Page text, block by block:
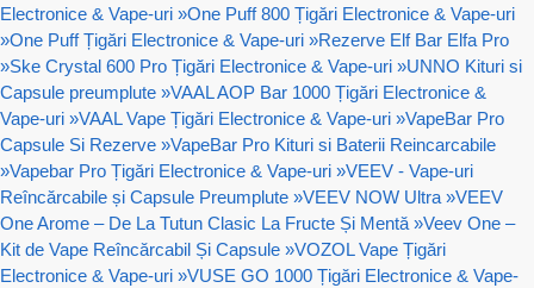
Electronice & Vape-uri »One Puff 800 Țigări Electronice & Vape-uri
»One Puff Țigări Electronice & Vape-uri »Rezerve Elf Bar Elfa Pro
»Ske Crystal 600 Pro Țigări Electronice & Vape-uri »UNNO Kituri si
Capsule preumplute »VAAL AOP Bar 1000 Țigări Electronice &
Vape-uri »VAAL Vape Țigări Electronice & Vape-uri »VapeBar Pro
Capsule Si Rezerve »VapeBar Pro Kituri si Baterii Reincarcabile
»Vapebar Pro Țigări Electronice & Vape-uri »VEEV - Vape-uri
Reîncărcabile și Capsule Preumplute »VEEV NOW Ultra »VEEV
One Arome – De La Tutun Clasic La Fructe Și Mentă »Veev One –
Kit de Vape Reîncărcabil Și Capsule »VOZOL Vape Țigări
Electronice & Vape-uri »VUSE GO 1000 Țigări Electronice & Vape-